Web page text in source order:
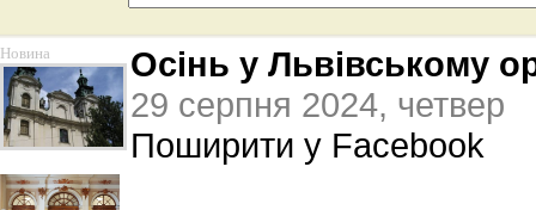
Новина
Осінь у Львівському
29 серпня 2024, четвер
Поширити у Facebook